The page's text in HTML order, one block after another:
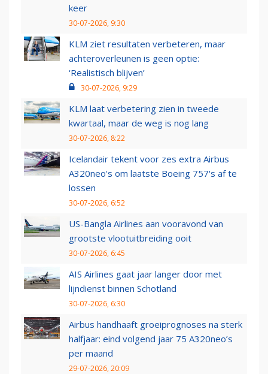
keer
30-07-2026, 9:30
KLM ziet resultaten verbeteren, maar
achteroverleunen is geen optie:
‘Realistisch blijven’
30-07-2026, 9:29
KLM laat verbetering zien in tweede
kwartaal, maar de weg is nog lang
30-07-2026, 8:22
Icelandair tekent voor zes extra Airbus
A320neo's om laatste Boeing 757's af te
lossen
30-07-2026, 6:52
US-Bangla Airlines aan vooravond van
grootste vlootuitbreiding ooit
30-07-2026, 6:45
AIS Airlines gaat jaar langer door met
lijndienst binnen Schotland
30-07-2026, 6:30
Airbus handhaaft groeiprognoses na sterk
halfjaar: eind volgend jaar 75 A320neo’s
per maand
29-07-2026, 20:09